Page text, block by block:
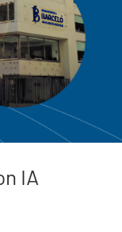
IA